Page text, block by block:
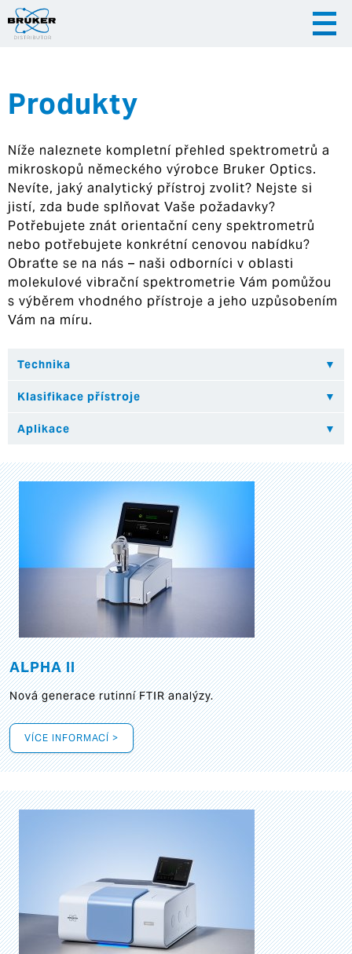
|
Hrvatska
Produkty
Níže naleznete kompletní přehled spektrometrů a
mikroskopů německého výrobce Bruker Optics.
Nevíte, jaký analytický přístroj zvolit? Nejste si
jistí, zda bude splňovat Vaše požadavky?
Potřebujete znát orientační ceny spektrometrů
nebo potřebujete konkrétní cenovou nabídku?
Obraťte se na nás – naši odborníci v oblasti
molekulové vibrační spektrometrie Vám pomůžou
s výběrem vhodného přístroje a jeho uzpůsobením
Vám na míru.
ALPHA II
Nová generace rutinní FTIR analýzy.
VÍCE INFORMACÍ >